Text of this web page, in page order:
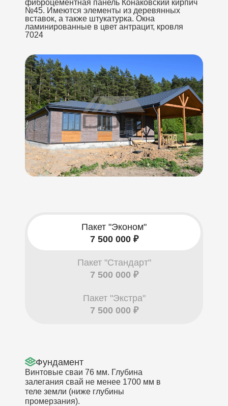
фиброцементная панель Конаковский кирпич
№45. Имеются элементы из деревянных
вставок, а также штукатурка. Окна
ламинированные в цвет антрацит, кровля
7024
Пакет "Эконом"
7 500 000 ₽
Пакет "Стандарт"
7 500 000 ₽
Пакет "Экстра"
7 500 000 ₽
Фундамент
Винтовые сваи 76 мм. Глубина
залегания свай не менее 1700 мм в
теле земли (ниже глубины
промерзания).